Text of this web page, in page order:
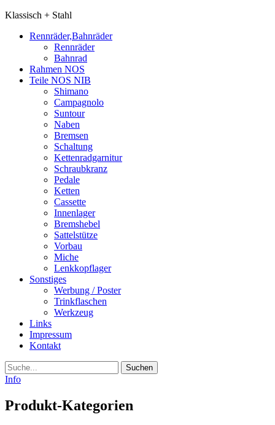
Klassisch + Stahl
Rennräder,Bahnräder
Rennräder
Bahnrad
Rahmen NOS
Teile NOS NIB
Shimano
Campagnolo
Suntour
Naben
Bremsen
Schaltung
Kettenradgarnitur
Schraubkranz
Pedale
Ketten
Cassette
Innenlager
Bremshebel
Sattelstütze
Vorbau
Miche
Lenkkopflager
Sonstiges
Werbung / Poster
Trinkflaschen
Werkzeug
Links
Impressum
Kontakt
Suche
Info
Produkt-Kategorien